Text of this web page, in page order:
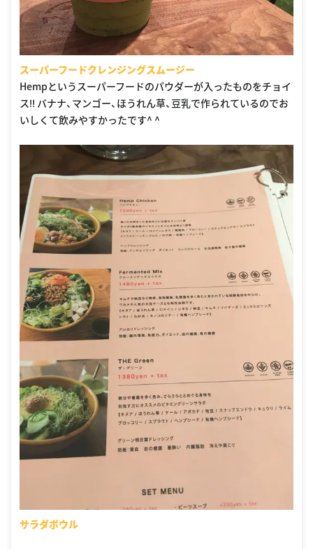
スーパーフードクレンジングスムージー
Hempというスーパーフードのパウダーが入ったものをチョイ
ス‼︎ バナナ、マンゴー、ほうれん草、豆乳で作られているのでお
いしくて飲みやすかったです^ ^
サラダボウル